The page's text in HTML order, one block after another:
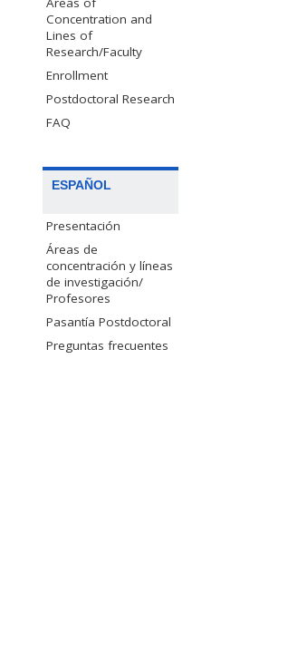
Concentration and
Lines of
Research/Faculty
Enrollment
Postdoctoral Research
FAQ
ESPAÑOL
Presentación
Áreas de
concentración y líneas
de investigación/
Profesores
Pasantía Postdoctoral
Preguntas frecuentes